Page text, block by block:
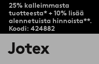
25% kalleimmasta
tuotteesta* + 10% lisää
alennetuista hinnoista**.
Koodi: 424882
Jotex-
logo